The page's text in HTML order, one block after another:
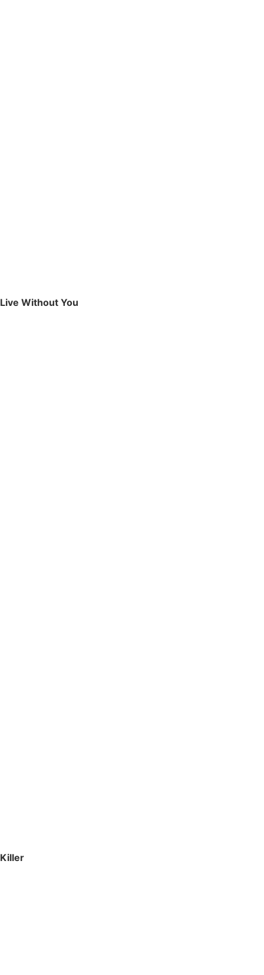
Live Without You
Killer